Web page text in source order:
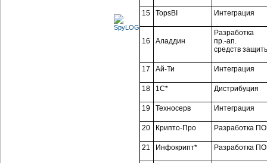
15 TopsBI Интеграция
16 Аладдин
Разработка
пр.-ап.
средств
17 Ай-Ти Интеграция
18 1С* Дистрибуция
19 Техносерв Интеграция
20 Крипто-Про Разработка ПО
21 Инфокрипт* Разработка ПО